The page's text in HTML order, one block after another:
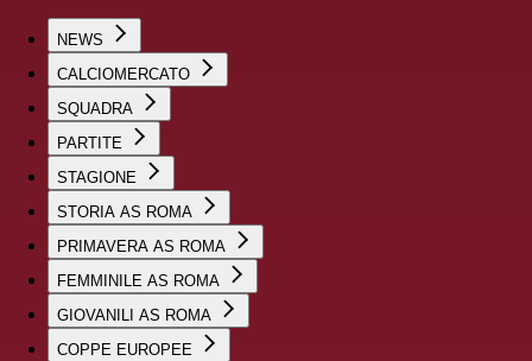
NEWS
CALCIOMERCATO
SQUADRA
PARTITE
STAGIONE
STORIA AS ROMA
PRIMAVERA AS ROMA
FEMMINILE AS ROMA
GIOVANILI AS ROMA
COPPE EUROPEE